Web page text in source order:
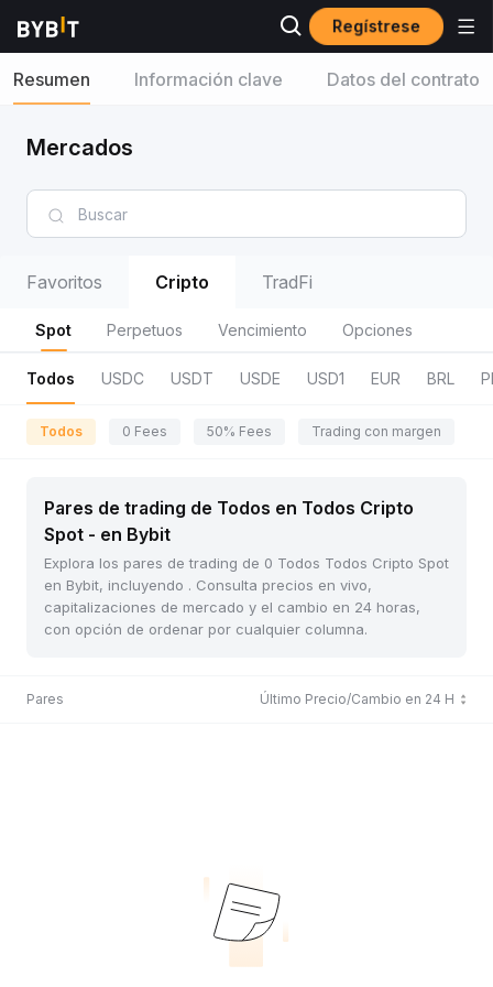
Regístrese
Resumen Información clave Datos del contrato
Mercados
Favoritos Cripto TradFi
Spot Perpetuos Vencimiento Opciones
Todos USDC USDT USDE USD1 EUR BRL
Todos 0 Fees 50% Fees Trading con margen
Pares de trading de Todos en Todos Cripto
Spot - en Bybit
Explora los pares de trading de 0 Todos Todos Cripto Spot
en Bybit, incluyendo . Consulta precios en vivo,
capitalizaciones de mercado y el cambio en 24 horas,
con opción de ordenar por cualquier columna.
Pares Último Precio/Cambio en 24 H